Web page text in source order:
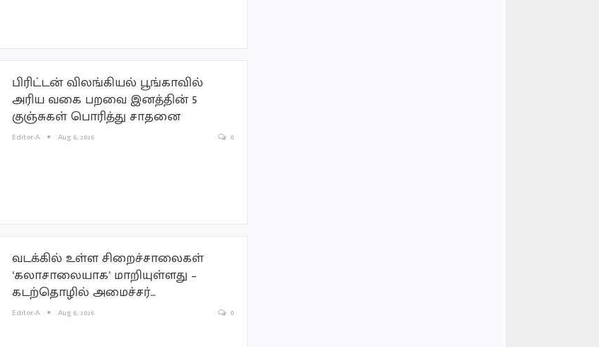
பிரிட்டன் விலங்கியல் பூங்காவில்
அரிய வகை பறவை இனத்தின் 5
குஞ்சுகள் பொரித்து சாதனை
Editor-A Aug 6, 2026 0
வடக்கில் உள்ள சிறைச்சாலைகள்
‘கலாசாலையாக’ மாறியுள்ளது –
கடற்தொழில் அமைச்சர்…
Editor-A Aug 6, 2026 0